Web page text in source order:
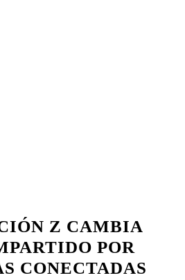
Z CAMBIA
POR
CONECTADAS